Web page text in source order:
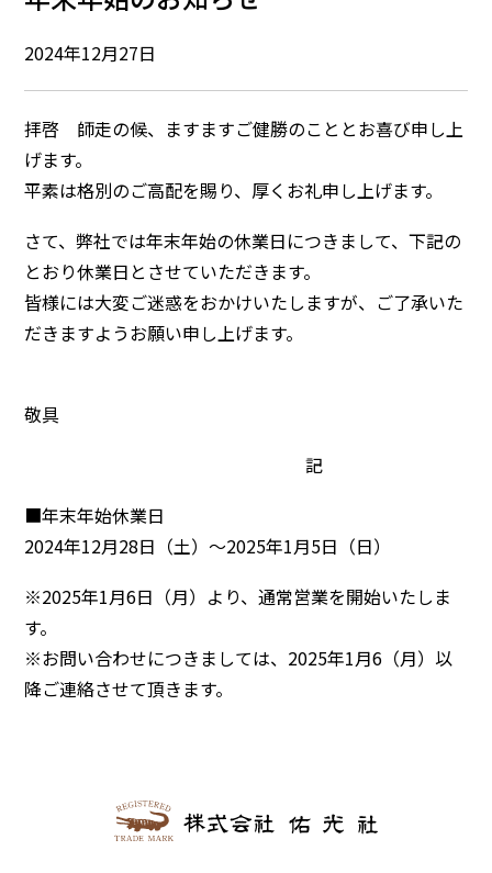
2024年12月27日
拝啓 師走の候、ますますご健勝のこととお喜び申し上
げます。
平素は格別のご高配を賜り、厚くお礼申し上げます。
さて、弊社では年末年始の休業日につきまして、下記の
とおり休業日とさせていただきます。
皆様には大変ご迷惑をおかけいたしますが、ご了承いた
だきますようお願い申し上げます。
敬具
記
■年末年始休業日
2024年12月28日（土）～2025年1月5日（日）
※2025年1月6日（月）より、通常営業を開始いたしま
す。
※お問い合わせにつきましては、2025年1月6（月）以
降ご連絡させて頂きます。